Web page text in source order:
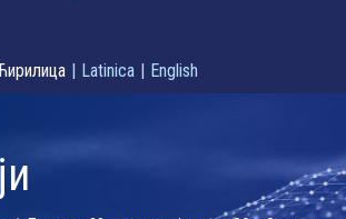
| Latinica | English